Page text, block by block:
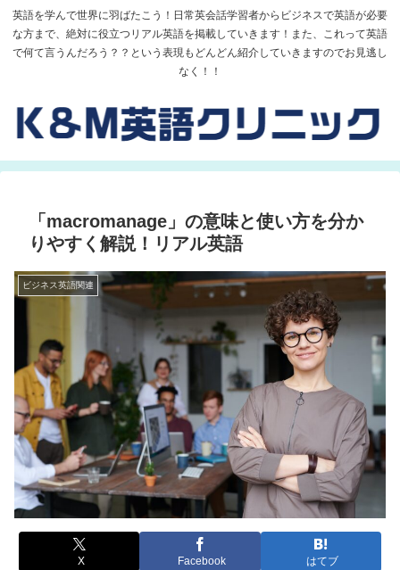
英語を学んで世界に羽ばたこう！日常英会話学習者からビジネスで英語が必要
な方まで、絶対に役立つリアル英語を掲載していきます！また、これって英語
で何て言うんだろう？？という表現もどんどん紹介していきますのでお見逃し
なく！！
「macromanage」の意味と使い方を分か
りやすく解説！リアル英語
ビジネス英語関連
X Facebook はてブ